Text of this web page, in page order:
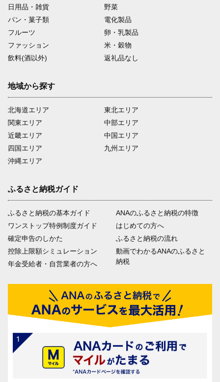
日用品・雑貨
野菜
パン・菓子類
電化製品
フルーツ
卵・乳製品
ファッション
米・穀物
飲料(酒以外)
返礼品なし
地域から探す
北海道エリア
関東エリア
近畿エリア
四国エリア
沖縄エリア
東北エリア
中部エリア
中国エリア
九州エリア
ふるさと納税ガイド
ふるさと納税の基本ガイド
ワンストップ特例制度ガイド
確定申告のしかた
控除上限額シミュレーション
年金受給者・自営業者の方へ
ANAのふるさと納税の特徴
はじめての方へ
ふるさと納税の流れ
動画でわかるANAのふるさと
納税